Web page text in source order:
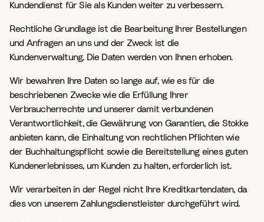
Kundendienst für Sie als Kunden weiter zu verbessern.
Rechtliche Grundlage ist die Bearbeitung Ihrer Bestellungen
und Anfragen an uns und der Zweck ist die
Kundenverwaltung. Die Daten werden von Ihnen erhoben.
Wir bewahren Ihre Daten so lange auf, wie es für die
beschriebenen Zwecke wie die Erfüllung Ihrer
Verbraucherrechte und unserer damit verbundenen
Verantwortlichkeit, die Gewährung von Garantien, die Stokke
anbieten kann, die Einhaltung von rechtlichen Pflichten wie
der Buchhaltungspflicht sowie die Bereitstellung eines guten
Kundenerlebnisses, um Kunden zu halten, erforderlich ist.
Wir verarbeiten in der Regel nicht Ihre Kreditkartendaten, da
dies von unserem Zahlungsdienstleister durchgeführt wird.